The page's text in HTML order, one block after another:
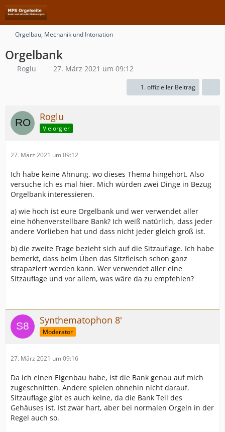
Orgelbau, Mechanik und Intonation
Orgelbank
Roglu 27. März 2021 um 09:12
1. offizieller Beitrag
Roglu
Vielorgler
27. März 2021 um 09:12
Ich habe keine Ahnung, wo dieses Thema hingehört. Also
versuche ich es mal hier. Mich würden zwei Dinge in Bezug
Orgelbank interessieren.
a) wie hoch ist eure Orgelbank und wer verwendet aller
eine höhenverstellbare Bank? Ich weiß natürlich, dass jeder
andere Vorlieben hat und dass nicht jeder gleich groß ist.
b) die zweite Frage bezieht sich auf die Sitzauflage. Ich habe
bemerkt, dass beim Üben das Sitzfleisch schon ganz
strapaziert werden kann. Wer verwendet aller eine
Sitzauflage und vor allem, was wäre da zu empfehlen?
Synthematophon 8'
Moderator
27. März 2021 um 09:16
Da ich einen Eigenbau habe, ist die Bank genau auf mich
zugeschnitten. Andere spielen ohnehin nicht darauf.
Sitzauflage gibt es auch keine, da die Bank Teil des
Gehäuses ist. Ist zwar hart, aber bei normalen Orgeln in der
Regel auch so.